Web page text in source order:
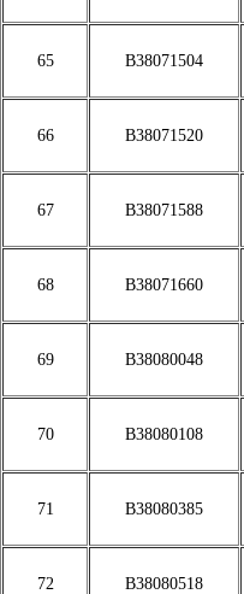
65 B38071504
66 B38071520
67 B38071588
68 B38071660
69 B38080048
70 B38080108
71 B38080385
72 B38080518